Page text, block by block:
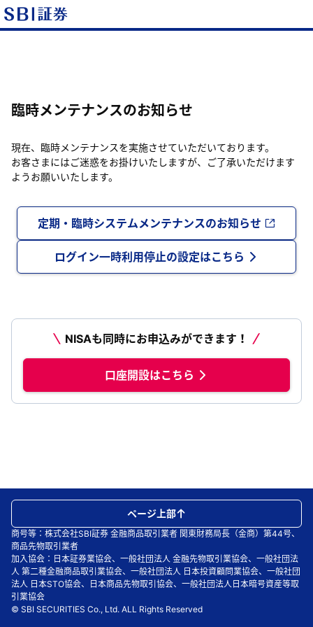
臨時メンテナンスのお知らせ
現在、臨時メンテナンスを実施させていただいております。
お客さまにはご迷惑をお掛けいたしますが、ご了承いただけます
ようお願いいたします。
定期・臨時システムメンテナンスのお知らせ
ログイン一時利用停止の設定はこちら
NISAも同時にお申込みができます！
口座開設はこちら
商号等：株式会社SBI証券 金融商品取引業者 関東財務局長（金商）第44号、
商品先物取引業者
加入協会：日本証券業協会、一般社団法人 金融先物取引業協会、一般社団法
人 第二種金融商品取引業協会、一般社団法人 日本投資顧問業協会、一般社団
法人 日本STO協会、日本商品先物取引協会、一般社団法人日本暗号資産等取
引業協会
© SBI SECURITIES Co., Ltd. ALL Rights Reserved
ページ上部